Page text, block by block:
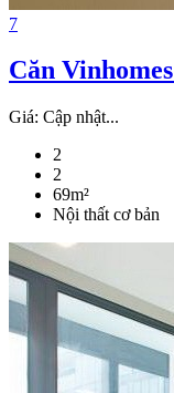
7
Căn
Giá: Cập nhật...
2
2
69m²
Nội thất cơ bản